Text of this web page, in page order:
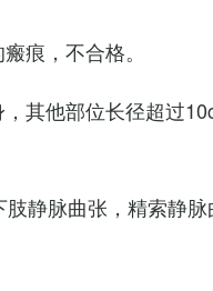
痕，不合格。
其他部位长径超过
静脉曲张，精索静脉